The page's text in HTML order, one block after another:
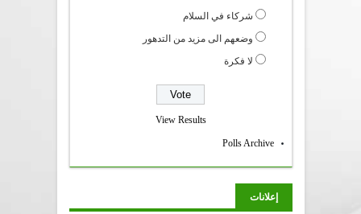
شركاء في السلام
وضعهم الى مزيد من التدهور
لا فكرة
View Results
Polls Archive
إعلانات